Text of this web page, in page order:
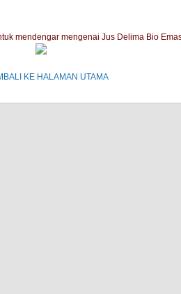
mendengar mengenai Jus Delima Bio
KE HALAMAN UTAMA